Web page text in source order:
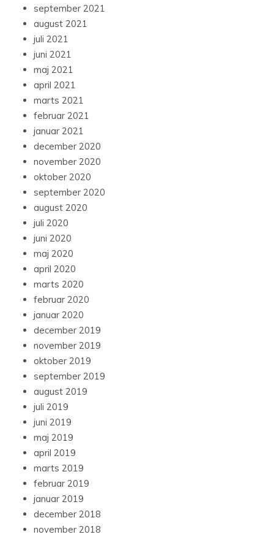
september 2021
august 2021
juli 2021
juni 2021
maj 2021
april 2021
marts 2021
februar 2021
januar 2021
december 2020
november 2020
oktober 2020
september 2020
august 2020
juli 2020
juni 2020
maj 2020
april 2020
marts 2020
februar 2020
januar 2020
december 2019
november 2019
oktober 2019
september 2019
august 2019
juli 2019
juni 2019
maj 2019
april 2019
marts 2019
februar 2019
januar 2019
december 2018
november 2018